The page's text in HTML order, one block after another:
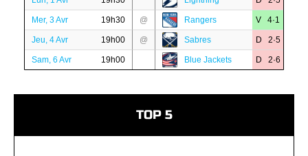
Mer, 3 Avr 19h30 @ Rangers V 4·1
Jeu, 4 Avr 19h00 @ Sabres D 2·5
Sam, 6 Avr 19h00 Blue Jackets D 2·6
TOP 5